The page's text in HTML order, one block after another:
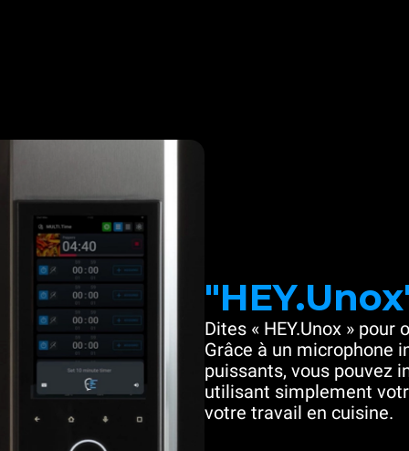
Dites « HEY.Unox »
Grâce à un microphone
puissants, vous pouvez
utilisant simplement
votre travail en cuisine.